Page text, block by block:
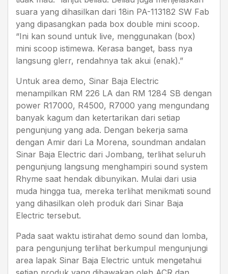
suara yang dihasilkan dari 18in PA-113182 SW Fab
yang dipasangkan pada box double mini scoop.
“Ini kan sound untuk live, menggunakan (box)
mini scoop istimewa. Kerasa banget, bass nya
langsung glerr, rendahnya tak akui (enak).”
Untuk area demo, Sinar Baja Electric
menampilkan RM 226 LA dan RM 1284 SB dengan
power R17000, R4500, R7000 yang mengundang
banyak kagum dan ketertarikan dari setiap
pengunjung yang ada. Dengan bekerja sama
dengan Amir dari La Morena, soundman andalan
Sinar Baja Electric dari Jombang, terlihat seluruh
pengunjung langsung menghampiri sound system
Rhyme saat hendak dibunyikan. Mulai dari usia
muda hingga tua, mereka terlihat menikmati sound
yang dihasilkan oleh produk dari Sinar Baja
Electric tersebut.
Pada saat waktu istirahat demo sound dan lomba,
para pengunjung terlihat berkumpul mengunjungi
area lapak Sinar Baja Electric untuk mengetahui